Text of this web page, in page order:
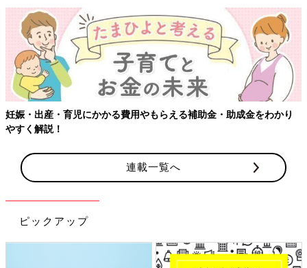
清永 おすすめしているのが、親子で歩きながら通学路のマップ
を作ることです。最初に紙に自宅と学校を書き、線でつないで通
学路とします。それを手にして歩きながら、交番やコンビニなど
の安全な場所や、公園のトイレや人気のない空き地などの危ない
場所（ひ・ま・わ・りの場所）を書き込んでいきます。
歩きながら「ここから1人になるね。前を見てさっさと歩こう。
知らない人に声をかけられても絶対について行ってはダメだよ」
は、急に腕をつかまれないよう少し離れて歩こう」などと具体的
に教えましょう。
「ここで気をつけることは何だっけ？」と親が質問して子どもに
答えさせるのを繰り返すとより注意するようになりますよ。
小学1年生の子は最低6メートル先をまっすぐ見て歩
妊娠・出産・育児にかかる費用やもらえる補助金・助成金をわかり
やすく解説！
連載一覧へ
ピックアップ